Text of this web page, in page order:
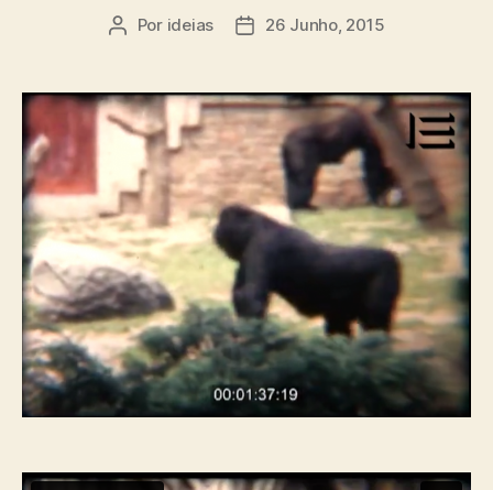
Autor
Por ideias
Data26 Junho, 2015